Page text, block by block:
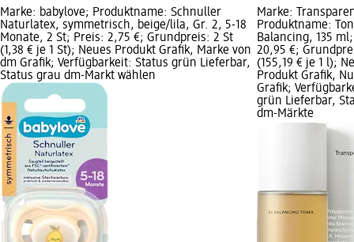
Marke: babylove; Produktname: Schnuller
Naturlatex, symmetrisch, beige/lila, Gr. 2, 5-18
Monate, 2 St; Preis: 2,75 €; Grundpreis: 2 St
(1,38 € je 1 St); Neues Produkt Grafik, Marke von
dm Grafik; Verfügbarkeit: Status grün Lieferbar,
Status grau dm-Markt wählen
Marke:
Produktname:
Balancing, 135
20,95 €;
(155,19 € je 1 l);
Produkt Grafik,
Grafik;
grün Lieferbar,
dm-Märkte